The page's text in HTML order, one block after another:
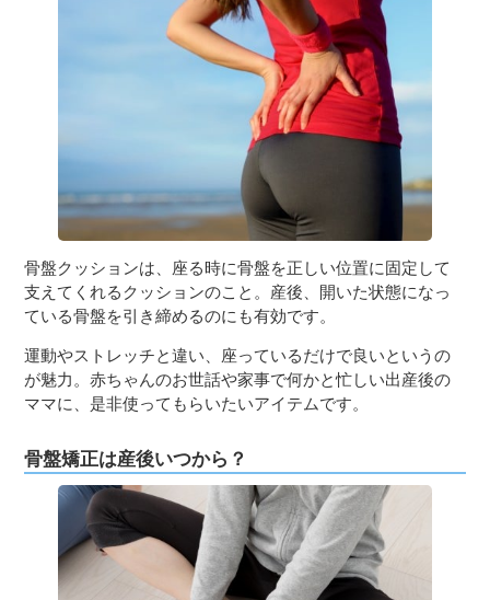
骨盤クッションは、座る時に骨盤を正しい位置に固定して
支えてくれるクッションのこと。産後、開いた状態になっ
ている骨盤を引き締めるのにも有効です。
運動やストレッチと違い、座っているだけで良いというの
が魅力。赤ちゃんのお世話や家事で何かと忙しい出産後の
ママに、是非使ってもらいたいアイテムです。
骨盤矯正は産後いつから？